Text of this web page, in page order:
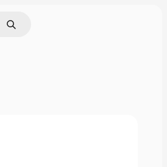
Bild suchen
Suchen